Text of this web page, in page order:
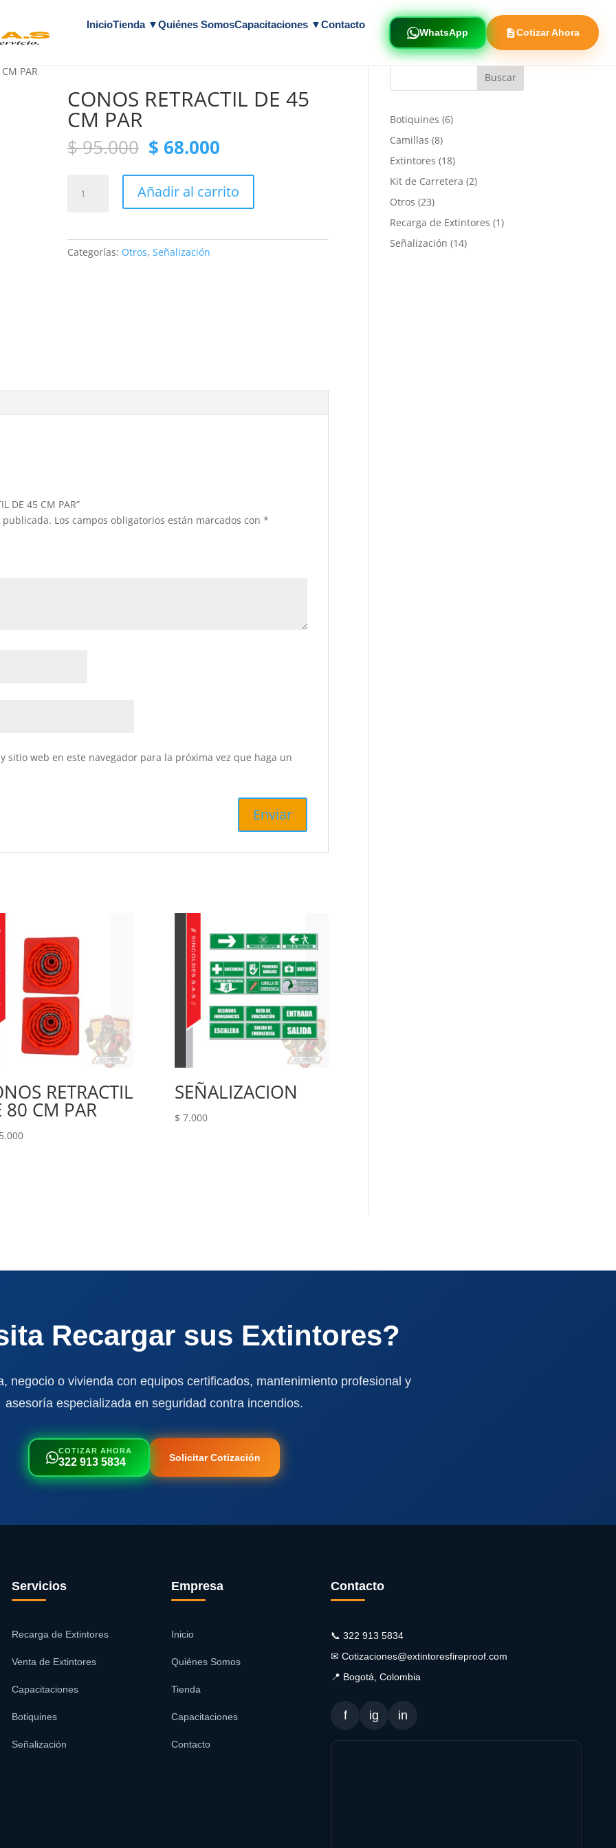
InicioTienda ▼Quiénes SomosCapacitaciones ▼Contacto
WhatsApp Cotizar Ahora
PAR
CONOS RETRACTIL DE 45
CM PAR
$95.000 Original
price
was:
$ 95.000.
$ 68.000
is:
$ 68.000.
RETRACTIL
Añadir al carrito
Categorías: Otros,Señalización
DE 45 CM PAR”
publicada. Los campos obligatorios están marcados con*
sitio web en este navegador para la próxima vez que haga un
RETRACTIL
80 CM PAR
SEÑALIZACION
$ 7.000
Botiquines 66
Camillas 88
productos
Extintores 1818
productos
Kit de Carretera 22
Otros 2323
productos
Recarga de Extintores 11
Señalización 1414
Recargar sus Extintores?
negocio o vivienda con equipos certificados, mantenimiento profesional y
asesoría especializada en seguridad contra incendios.
COTIZAR AHORA
322 913 5834 Solicitar Cotización
Servicios
Recarga de Extintores
Venta de Extintores
Capacitaciones
Botiquines
Señalización
Empresa
Inicio
Quiénes Somos
Tienda
Capacitaciones
Contacto
Contacto
📞 322 913 5834
✉ Cotizaciones@extintoresfireproof.com
📍 Bogotá, Colombia
f ig in